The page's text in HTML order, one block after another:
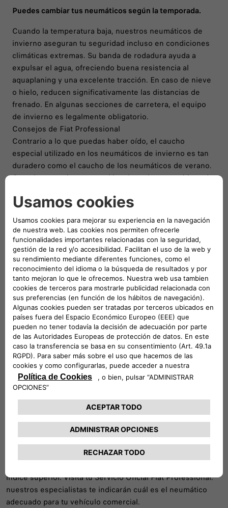
Puedes cambiar tus neumáticos según la temporada.
Cuando la temperatura baja, nuestros neumáticos de
invierno aseguran tu seguridad incluso en condiciones
climáticas extremas. Su banda de rodadura ayuda a
expulsar el agua, ofreciendo buena resistencia al
aquaplaning y una excelente tracción. En caso de nieve
o hielo, reducen significativamente las distancias de
frenado. En algunas secciones de carretera, el equipo
de invierno es legalmente obligatorio.
Consejos de Fiat Professional
Contrario a lo que puedas haber oído, el caucho
especial utilizado en los neumáticos de invierno es tan
duradero como el caucho de los neumáticos de verano.
Cuando no estén en uso, al igual que los neumáticos de
cuidadosamente para mantener su eficacia. Es esencial
para tu seguridad. Mantén estabilidad en todas las
curvas y superficies mojadas (frenado) mientras
optimizas su resistencia al rodaje, evitando el exceso de
consumo de combustible. Fiat Professional Service
también ofrece una gama de cadenas y calcetines para
nieve para tus neumáticos.
CONTACTA CON TU TALLER
ELECCIÓN DE NEUMÁTICOS
La medida de los neumáticos es esencial. Montar
neumáticos cuya medida sea diferente a la indicada en el
manual es ilegal. Además, está prohibido elegir neumáticos
con un índice de velocidad inferior al que aparece en el
índice superior. Visita tu Servicio Oficial Fiat Professional:
nuestros especialistas te indicarán cuál es el neumático
adecuado para tu vehículo comercial.